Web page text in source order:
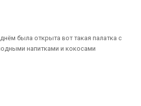
была открыта вот такая палатка с
напитками и кокосами